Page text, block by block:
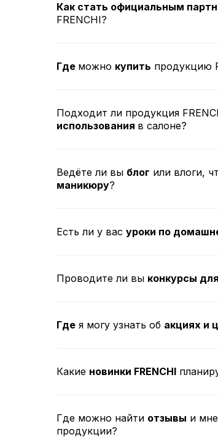
Как стать официальным
FRENCHI?
Где можно купить продукцию
Подходит ли продукция
использования в салоне?
Ведёте ли вы блог или влоги,
маникюру?
Есть ли у вас уроки по
Проводите ли вы конкурсы
Где я могу узнать об акциях и
Какие новинки FRENCHI
Где можно найти отзывы и
продукции?